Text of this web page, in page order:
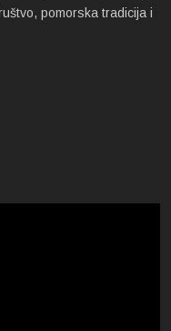
pomorska tradicija i